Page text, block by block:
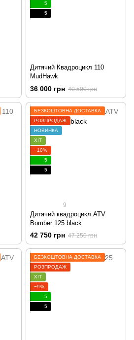
5
5
Дитячий Квадроцикл 110
MudHawk
36 000 грн 40 500 грн
БЕЗКОШТОВНА ДОСТАВКА
РОЗПРОДАЖ
НОВИНКА
ХІТ
−10%
5
5
9
Дитячий квадроцикл ATV
Bomber 125 black
42 750 грн 47 250 грн
БЕЗКОШТОВНА ДОСТАВКА
РОЗПРОДАЖ
ХІТ
−9%
5
5